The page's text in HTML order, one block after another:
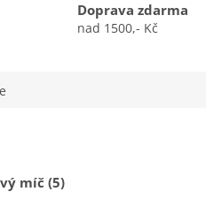
Doprava zdarma
nad 1500,- Kč
míč (5)